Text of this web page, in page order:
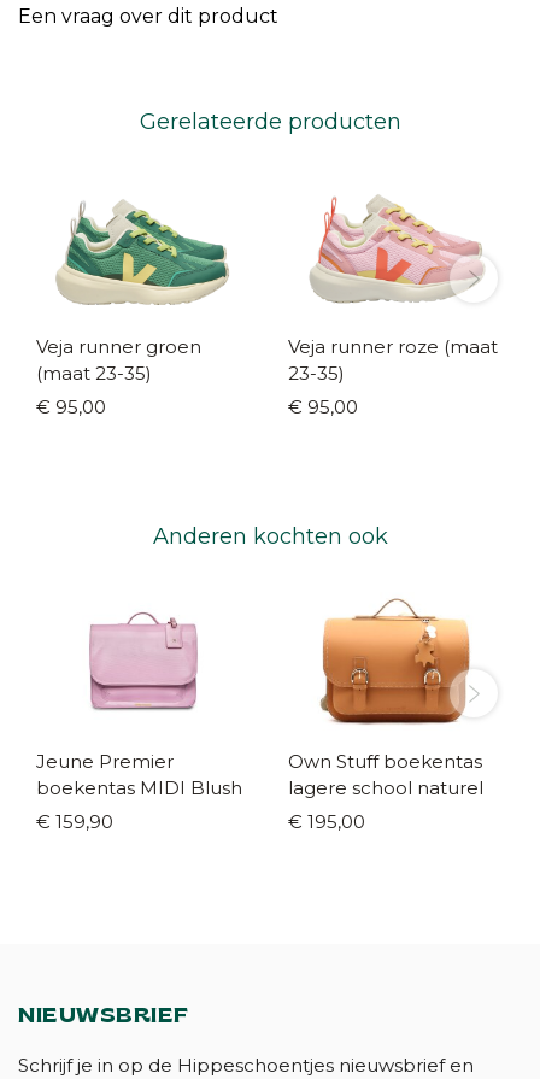
Een vraag over dit product
Gerelateerde producten
Veja runner groen
(maat 23-35)
€ 95,00
Veja runner roze (maat
23-35)
€ 95,00
Anderen kochten ook
Jeune Premier
boekentas MIDI Blush
€ 159,90
Own Stuff boekentas
lagere school naturel
€ 195,00
NIEUWSBRIEF
Schrijf je in op de Hippeschoentjes nieuwsbrief en